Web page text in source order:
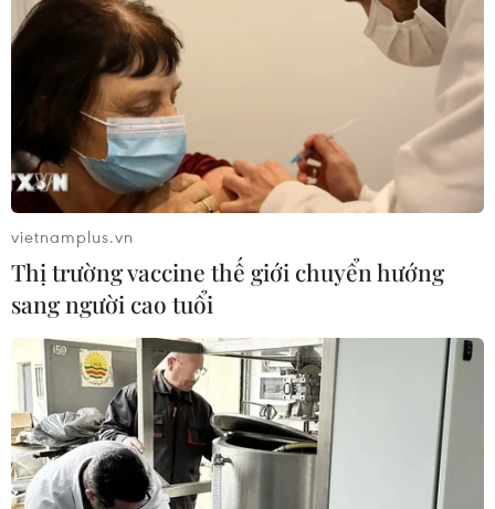
Khai trương đoàn tàu chở container lạnh
từ ga Sóng Thần đi Trung Quốc
14/07/2023 14:29
Đoàn tàu gồm từ 20-21 xe Mc chở các container lạnh
loại 40 feet dùng để bảo quản hoa quả, nông sản, hải
sản tươi sống và 1 xe phát điện với tổng trọng lượng
đoàn tàu lên đến 900 tấn hàng hóa.
vietnamplus.vn
Thị trường vaccine thế giới chuyển hướng
sang người cao tuổi